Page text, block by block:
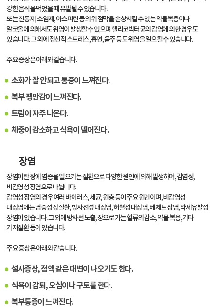
강한 음식을 먹었을 때 유발될 수 있습니다.
또는 진통제, 소염제, 아스피린 등의 위 점막을 손상시킬 수 있는 약물복용이나
알코올에 의해서도 위염이 발생할 수 있으며 헬리코박터균의 감염에 의한 경우도
있습니다. 그 외에 정신적 스트레스, 흡연, 음주 등도 위염을 일으킬 수 있습니다.
주요 증상은 아래와 같습니다.
소화가 잘 안되고 통증이 느껴진다.
복부 팽만감이 느껴진다.
트림이 자주 나온다.
체중이 감소하고 식욕이 떨어진다.
장염
장염이란 장에 염증을 일으키는 질환으로 다양한 원인에 의해 발생하며, 감염성,
비감영성 장염으로 나뉩니다.
감염성 장염의 경우 여러 바이러스, 세균, 원충 등이 주요 원인이며, 비감염성
대장염에는 염증성 장질환, 방사선성 대장염, 허혈성 대장염, 베체트 장염, 약제유발성
장염이 있습니다. 그 외에 방사선 노출, 장으로 가는 혈류의 감소, 약물 복용, 기타
기저질환 등이 있습니다.
주요 증상은 아래와 같습니다.
설사증상, 점액 같은 대변이 나오기도 한다.
식욕이 감퇴, 오심이나 구토를 한다.
복부통증이 느껴진다.